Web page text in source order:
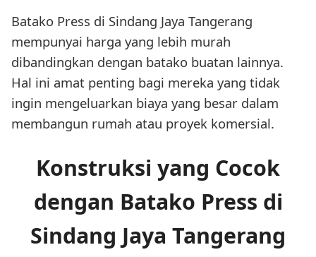
Batako Press di Sindang Jaya Tangerang
mempunyai harga yang lebih murah
dibandingkan dengan batako buatan lainnya.
Hal ini amat penting bagi mereka yang tidak
ingin mengeluarkan biaya yang besar dalam
membangun rumah atau proyek komersial.
Konstruksi yang Cocok
dengan Batako Press di
Sindang Jaya Tangerang